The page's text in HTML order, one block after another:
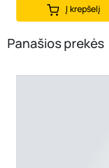
Į krepšelį
Panašios prekės